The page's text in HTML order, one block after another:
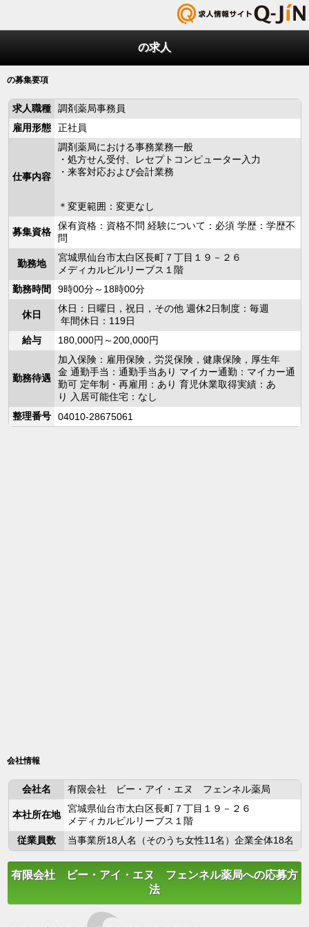
の求人
の募集要項
求人職種
調剤薬局事務員
雇用形態
正社員
仕事内容
調剤薬局における事務業務一般
・処方せん受付、レセプトコンピューター入力
・来客対応および会計業務
＊変更範囲：変更なし
募集資格
保有資格：資格不問 経験について：必須 学歴：学歴不
問
勤務地
宮城県仙台市太白区長町７丁目１９－２６
メディカルビルリーブス１階
勤務時間
9時00分～18時00分
休日
休日：日曜日，祝日，その他 週休2日制度：毎週
年間休日：119日
給与
180,000円～200,000円
勤務待遇
加入保険：雇用保険，労災保険，健康保険，厚生年
金 通勤手当：通勤手当あり マイカー通勤：マイカー通
勤可 定年制・再雇用：あり 育児休業取得実績：あ
り 入居可能住宅：なし
整理番号
04010-28675061
会社情報
会社名 有限会社 ビー・アイ・エヌ フェンネル薬局
本社所在地
宮城県仙台市太白区長町７丁目１９－２６
メディカルビルリーブス１階
従業員数
当事業所18人名（そのうち女性11名）企業全体18名
有限会社 ビー・アイ・エヌ フェンネル薬局への応募方
法